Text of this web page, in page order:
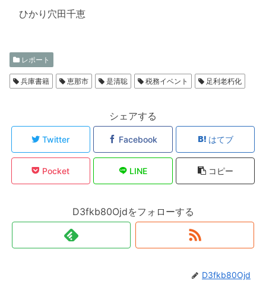
ひかり穴田千恵
レポート
兵庫書籍 恵那市 是清聡 税務イベント 足利老朽化
シェアする
Twitter Facebook はてブ
Pocket LINE コピー
D3fkb80Ojdをフォローする
D3fkb80Ojd